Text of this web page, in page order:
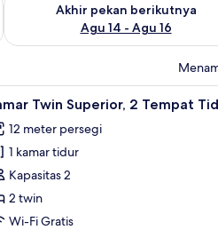
Akhir pekan berikutnya
Agu 14 - Agu 16
Meja kerja, Wi-Fi gratis, dan seprai linen
Kamar
5 Twin Superior, 2 Tempat
12 meter persegi
1 kamar tidur
Kapasitas 2
2 twin
Wi-Fi Gratis